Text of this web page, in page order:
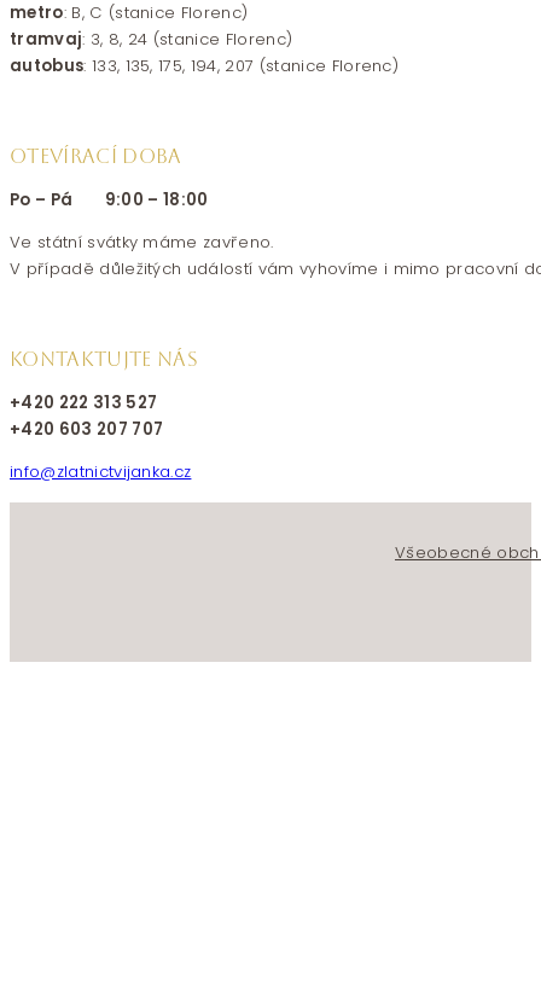
metro: B, C (stanice Florenc)
tramvaj: 3, 8, 24 (stanice Florenc)
autobus: 133, 135, 175, 194, 207 (stanice Florenc)
OTEVÍRACÍ DOBA
Po – Pá 9:00 – 18:00
Ve státní svátky máme zavřeno.
V případě důležitých událostí vám vyhovíme i mimo pracovní
KONTAKTUJTE NÁS
+420 222 313 527
+420 603 207 707
info@zlatnictvijanka.cz
Všeobecné